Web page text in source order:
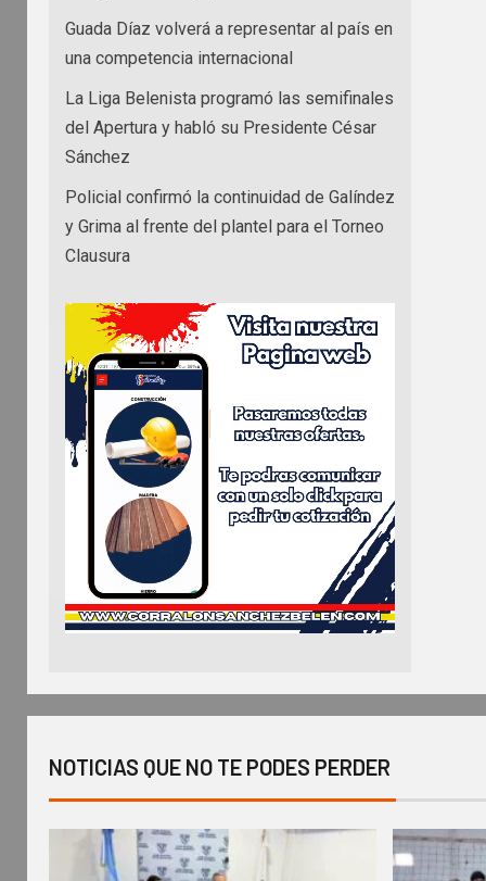
Guada Díaz volverá a representar al país en
una competencia internacional
La Liga Belenista programó las semifinales
del Apertura y habló su Presidente César
Sánchez
Policial confirmó la continuidad de Galíndez
y Grima al frente del plantel para el Torneo
Clausura
NOTICIAS QUE NO TE PODES PERDER